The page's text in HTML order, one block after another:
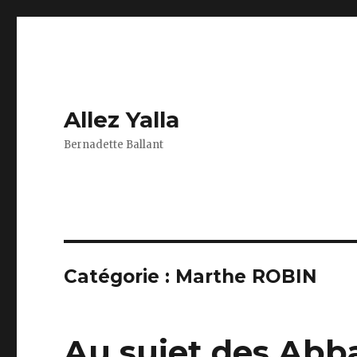
Allez Yalla
Bernadette Ballant
Catégorie : Marthe ROBIN